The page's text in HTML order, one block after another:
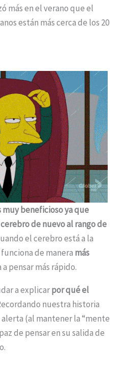
más en el verano que el
están más cerca de los 20
muy beneficioso ya que
de nuevo al rango de
el cerebro está a la
de manera más
pensar más rápido.
a explicarpor qué el
nuestra historia
(al mantener la “mente
de pensar en su salida de